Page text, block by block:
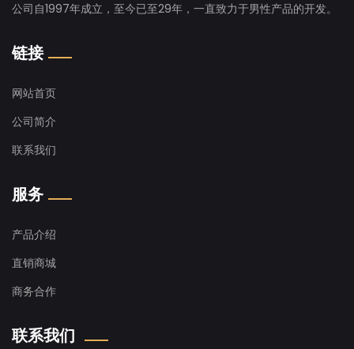
公司自1997年成立，至今已至29年，一直致力于男性产品的开发。
链接
网站首页
公司简介
联系我们
服务
产品介绍
直销商城
商务合作
联系我们